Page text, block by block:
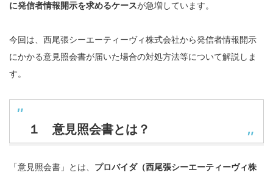
に発信者情報開示を求めるケースが急増しています。
今回は、西尾張シーエーティーヴィ株式会社から発信者情報開示
にかかる意見照会書が届いた場合の対処方法等について解説しま
す。
１ 意見照会書とは？
「意見照会書」とは、 プロバイダ（西尾張シーエーティーヴィ株